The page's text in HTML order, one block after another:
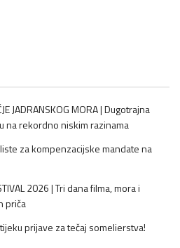
JADRANSKOG MORA | Dugotrajna
na rekordno niskim razinama
za kompenzacijske mandate na
2026 | Tri dana filma, mora i
priča
prijave za tečaj somelierstva!